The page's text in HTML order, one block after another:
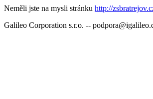
Neměli jste na mysli stránku http://
Galileo Corporation s.r.o. --